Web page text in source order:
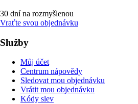
30 dní na rozmyšlenou
Vraťte svou objednávku
Služby
Můj účet
Centrum nápovědy
Sledovat mou objednávku
Vrátit mou objednávku
Kódy slev